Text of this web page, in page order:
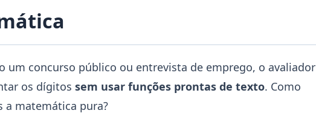
um concurso público ou entrevista de emprego, o avaliador
os dígitos sem usar funções prontas de texto. Como
a matemática pura?